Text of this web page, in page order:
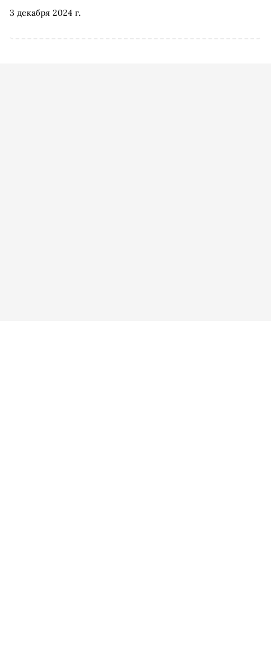
3 декабря 2024 г.
«Сноб» предложил редакторам и сотрудникам ведущих